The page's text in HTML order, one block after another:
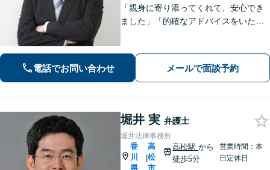
「親身に寄り添ってくれて、安心でき
ました」「的確なアドバイスをいただ
い、解決の方針を考えてまいります
【栗林公園駅7分／駐車場あり】
電話でお問い合わせ メールで面談予約
堀井 実 弁護士
堀井法律事務所
香
川
県
|
高
松
市
高松駅から
徒歩5分
営業時間：本
日定休日